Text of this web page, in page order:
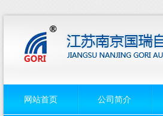
网站首页 公司简介